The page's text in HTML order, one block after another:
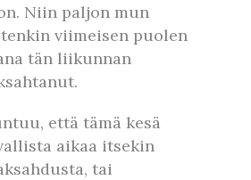
Niin paljon mun
viimeisen puolen
tän liikunnan
että tämä kesä
aikaa itsekin
tai